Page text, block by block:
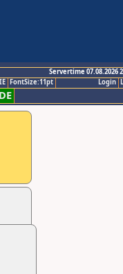
Servertime 07.08.2026
Login
FontSize:11pt